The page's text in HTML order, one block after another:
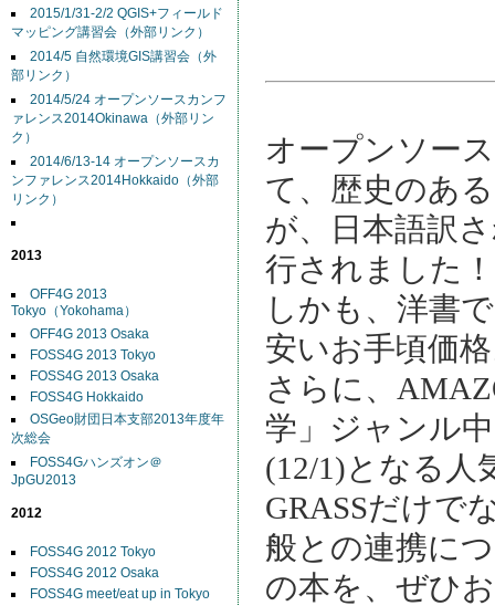
2015/1/31-2/2 QGIS+フィールド
マッピング講習会（外部リンク）
2014/5 自然環境GIS講習会（外
部リンク）
2014/5/24 オープンソースカンフ
ァレンス2014Okinawa（外部リン
ク）
2014/6/13-14 オープンソースカ
ンファレンス2014Hokkaido（外部
リンク）
2013
OFF4G 2013
Tokyo（Yokohama）
OFF4G 2013 Osaka
FOSS4G 2013 Tokyo
FOSS4G 2013 Osaka
FOSS4G Hokkaido
OSGeo財団日本支部2013年度年
次総会
FOSS4Gハンズオン＠
JpGU2013
2012
FOSS4G 2012 Tokyo
FOSS4G 2012 Osaka
FOSS4G meet/eat up in Tokyo
オープンソー
て、歴史のあ
が、日本語訳
行されました！
しかも、洋書
安いお手頃価
さらに、
学」ジャンル
(12/1)となる人
GRASSだけで
般との連携に
の本を、ぜひ